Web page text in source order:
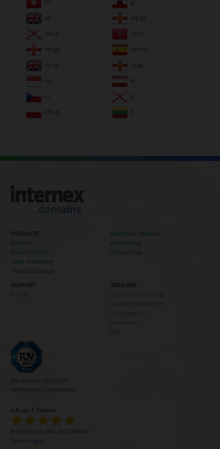
.uk
.org.gg
.net.je
.co.im
.net.gg
.nom.es
.plc.uk
.co.gg
.mc
.at
.cz
.info.pl
.lt
PRODUKTE
Domains
Email-Postfach
Team-Postfächer
Hosted Exchange
WordPress Website
Webhosting
Online-Shop
SUPPORT
ÜBER UNS
Wir sind ein ISO 27001
zertifiziertes Unternehmen.
4.9 von 5 Sternen
Ermittelt aus über 2922 eKomi-
Bewertungen